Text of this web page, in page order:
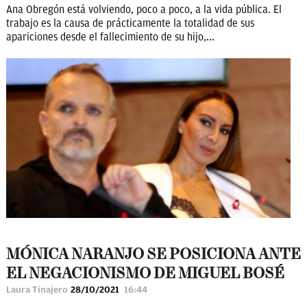
Ana Obregón está volviendo, poco a poco, a la vida pública. El
trabajo es la causa de prácticamente la totalidad de sus
apariciones desde el fallecimiento de su hijo,...
MÓNICA NARANJO SE POSICIONA ANTE
EL NEGACIONISMO DE MIGUEL BOSÉ
Laura Tinajero 28/10/2021 16:44